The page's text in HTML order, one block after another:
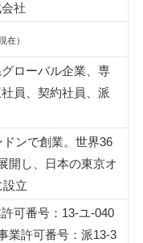
社
在）
ローバル企業、専
員、契約社員、派
ンで創業。世界36
開し、日本の東京オ
設立
可番号：13-ユ-040
業許可番号：派13-3